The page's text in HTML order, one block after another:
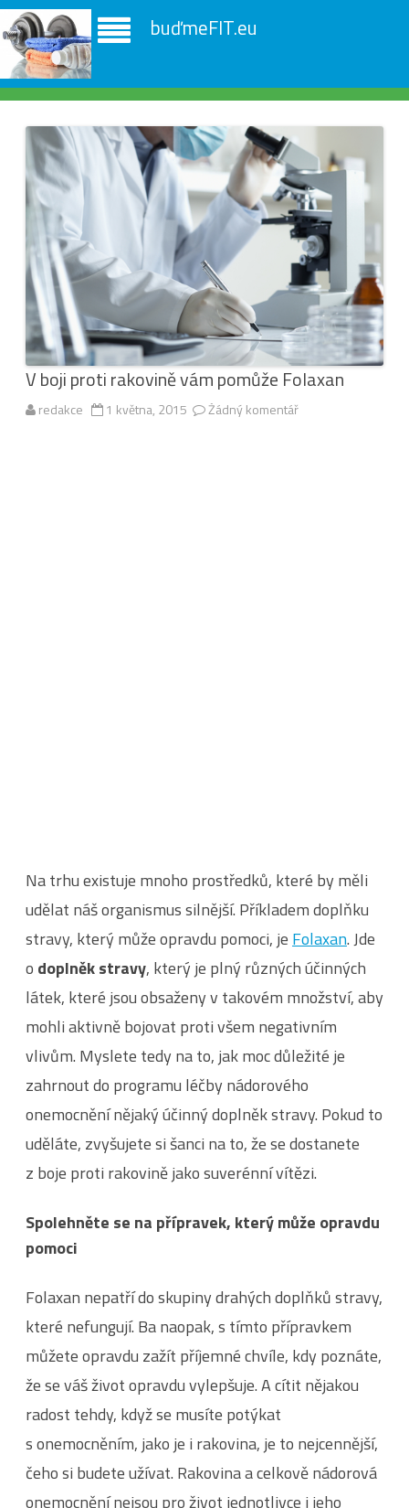
buďmeFIT.eu
V boji proti rakovině vám pomůže Folaxan
redakce 1 května, 2015 Žádný komentář
Na trhu existuje mnoho prostředků, které by měli
udělat náš organismus silnější. Příkladem doplňku
stravy, který může opravdu pomoci, je Folaxan. Jde
o doplněk stravy, který je plný různých účinných
látek, které jsou obsaženy v takovém množství, aby
mohli aktivně bojovat proti všem negativním
vlivům. Myslete tedy na to, jak moc důležité je
zahrnout do programu léčby nádorového
onemocnění nějaký účinný doplněk stravy. Pokud to
uděláte, zvyšujete si šanci na to, že se dostanete
z boje proti rakovině jako suverénní vítězi.
Spolehněte se na přípravek, který může opravdu
pomoci
Folaxan nepatří do skupiny drahých doplňků stravy,
které nefungují. Ba naopak, s tímto přípravkem
můžete opravdu zažít příjemné chvíle, kdy poznáte,
že se váš život opravdu vylepšuje. A cítit nějakou
radost tehdy, když se musíte potýkat
s onemocněním, jako je i rakovina, je to nejcennější,
čeho si budete užívat. Rakovina a celkově nádorová
onemocnění nejsou pro život jednotlivce i jeho